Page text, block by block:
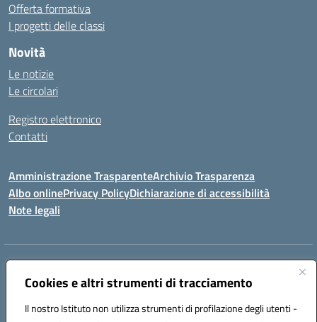
Cookies e altri strumenti di tracciamento
Il nostro Istituto non utilizza strumenti di profilazione degli utenti -
Offerta formativa
I progetti delle classi
Novità
Le notizie
Le circolari
Registro elettronico
Contatti
Amministrazione TrasparenteArchivio Trasparenza
Albo onlinePrivacy PolicyDichiarazione di accessibilità
Note legali
Indirizzo:
Centralino:096721161 Email:czic869004@istruzione.it